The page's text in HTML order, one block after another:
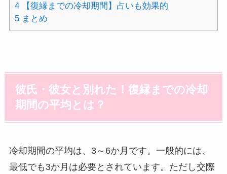
4【復縁までの冷却期間】占いも効果的
5まとめ
彼氏・彼女と別れた！復縁までの冷却
期間の平均とは？
冷却期間の平均は、3～6か月です。一般的には、
最低でも3か月は必要とされています。ただし交際